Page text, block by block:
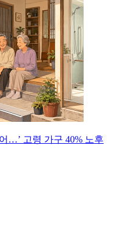
…’ 고령 가구 40% 노후